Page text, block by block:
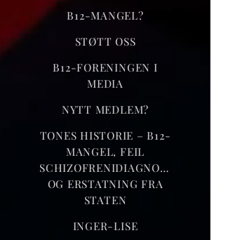
B12-MANGEL?
STØTT OSS
B12-FORENINGEN I
MEDIA
NYTT MEDLEM?
TONES HISTORIE – B12-
MANGEL, FEIL
SCHIZOFRENIDIAGNOSE
OG ERSTATNING FRA
STATEN
INGER-LISE